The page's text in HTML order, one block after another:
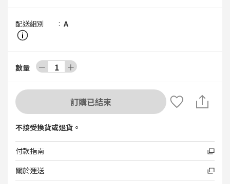
配送組別 A
數量 － 1 ＋
訂購已結束
不接受換貨或退貨。
付款指南
關於運送